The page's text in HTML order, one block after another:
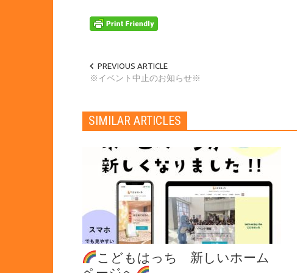
PREVIOUS ARTICLE
※イベント中止のお知らせ※
SIMILAR ARTICLES
こどもはっち 新しいホーム